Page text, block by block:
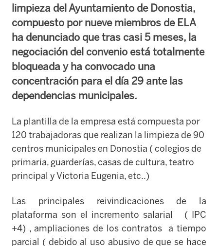
limpieza del Ayuntamiento de Donostia,
compuesto por nueve miembros de ELA
ha denunciado que tras casi 5 meses, la
negociación del convenio está totalmente
bloqueada y ha convocado una
concentración para el día 29 ante las
dependencias municipales.
La plantilla de la empresa está compuesta por
120 trabajadoras que realizan la limpieza de 90
centros municipales en Donostia ( colegios de
primaria, guarderías, casas de cultura, teatro
principal y Victoria Eugenia, etc..)
Las principales reivindicaciones de la
plataforma son el incremento salarial
( IPC
+4) , ampliaciones de los contratos
a tiempo
parcial ( debido al uso abusivo de que se hace